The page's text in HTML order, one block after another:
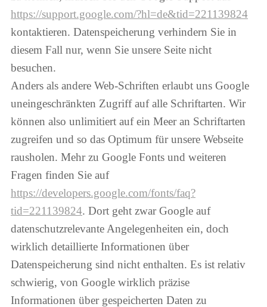
https://support.google.com/?hl=de&tid=221139824
kontaktieren. Datenspeicherung verhindern Sie in
diesem Fall nur, wenn Sie unsere Seite nicht
besuchen.
Anders als andere Web-Schriften erlaubt uns Google
uneingeschränkten Zugriff auf alle Schriftarten. Wir
können also unlimitiert auf ein Meer an Schriftarten
zugreifen und so das Optimum für unsere Webseite
rausholen. Mehr zu Google Fonts und weiteren
Fragen finden Sie auf
https://developers.google.com/fonts/faq?
tid=221139824. Dort geht zwar Google auf
datenschutzrelevante Angelegenheiten ein, doch
wirklich detaillierte Informationen über
Datenspeicherung sind nicht enthalten. Es ist relativ
schwierig, von Google wirklich präzise
Informationen über gespeicherten Daten zu